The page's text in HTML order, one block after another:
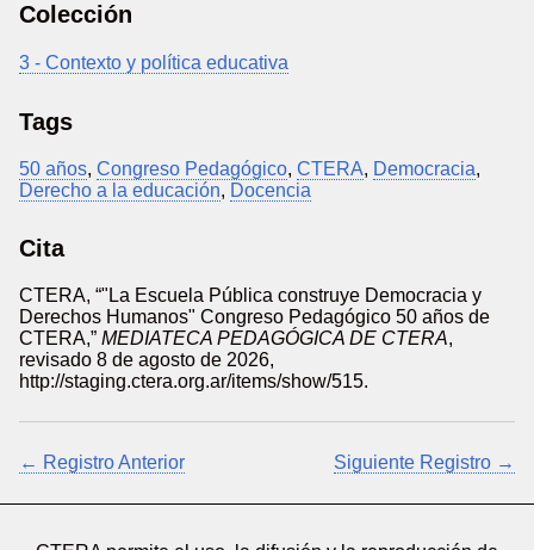
Colección
3 - Contexto y política educativa
Tags
50 años, Congreso Pedagógico, CTERA, Democracia,
Derecho a la educación, Docencia
Cita
CTERA, “"La Escuela Pública construye Democracia y
Derechos Humanos" Congreso Pedagógico 50 años de
CTERA,” MEDIATECA PEDAGÓGICA DE CTERA,
revisado 8 de agosto de 2026,
http://staging.ctera.org.ar/items/show/515.
← Registro Anterior Siguiente Registro →